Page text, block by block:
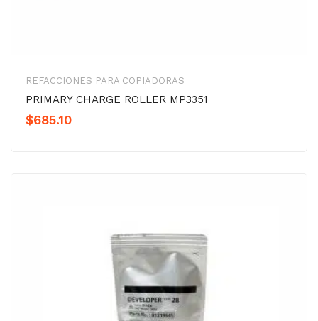
REFACCIONES PARA COPIADORAS
PRIMARY CHARGE ROLLER MP3351
$685.10